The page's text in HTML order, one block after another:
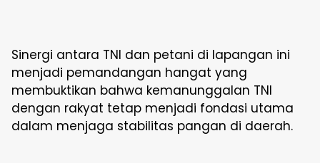
Sinergi antara TNI dan petani di lapangan ini
menjadi pemandangan hangat yang
membuktikan bahwa kemanunggalan TNI
dengan rakyat tetap menjadi fondasi utama
dalam menjaga stabilitas pangan di daerah.